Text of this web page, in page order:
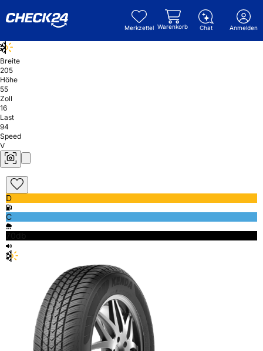
Merkzettel Warenkorb Chat Anmelden
Breite
205
Höhe
55
Zoll
16
Last
94
Speed
V
D
C
70db